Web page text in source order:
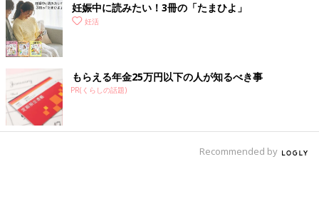
妊娠中に読みたい！3冊の「たまひよ」
妊活
もらえる年金25万円以下の人が知るべき事
PR(くらしの話題)
Recommended by